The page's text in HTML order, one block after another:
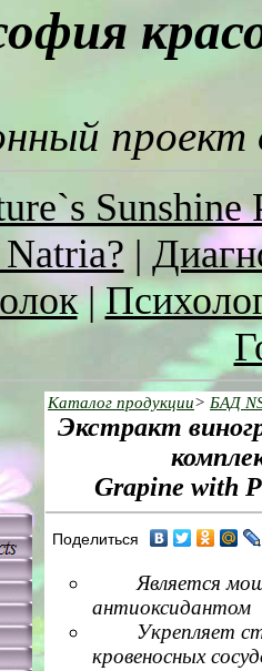
проект
Sunshine
|
|
Каталог продукции> БАД
Экстракт
Grapine with
Поделиться
Является
антиоксидантом
Укрепляет
кровеносных